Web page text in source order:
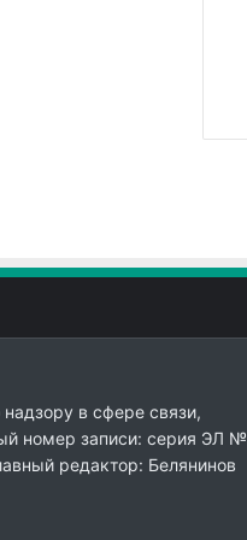
в сфере связи,
номер записи: серия ЭЛ №
редактор: Белянинов